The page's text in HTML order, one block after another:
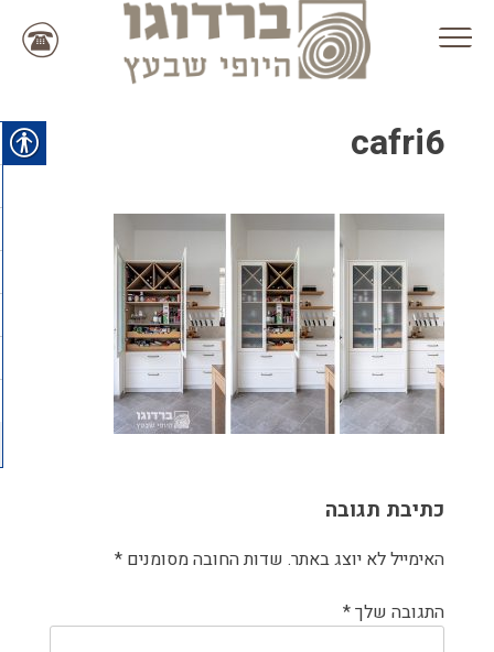
cafri6
כתיבת תגובה
האימייל לא יוצג באתר. שדות החובה מסומנים *
התגובה שלך*